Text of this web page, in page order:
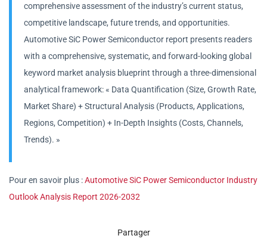
comprehensive assessment of the industry’s current status,
competitive landscape, future trends, and opportunities.
Automotive SiC Power Semiconductor report presents readers
with a comprehensive, systematic, and forward-looking global
keyword market analysis blueprint through a three-dimensional
analytical framework: « Data Quantification (Size, Growth Rate,
Market Share) + Structural Analysis (Products, Applications,
Regions, Competition) + In-Depth Insights (Costs, Channels,
Trends). »
Pour en savoir plus :Automotive SiC Power Semiconductor Industry
Outlook Analysis Report 2026-2032
Partager